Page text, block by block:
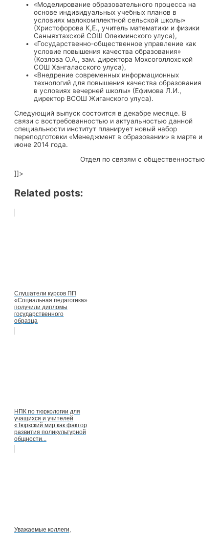
«Моделирование образовательного процесса на
основе индивидуальных учебных планов в
условиях малокомплектной сельской школы»
(Христофорова К,Е., учитель математики и физики
Саныяхтахской СОШ Олекминского улуса),
«Государственно-общественное управление как
условие повышения качества образования»
(Козлова О.А., зам. директора Мохсоголлохской
СОШ Хангаласского улуса),
«Внедрение современных информационных
технологий для повышения качества образования
в условиях вечерней школы» (Ефимова Л.И.,
директор ВСОШ Жиганского улуса).
Следующий выпуск состоится в декабре месяце. В
связи с востребованностью и актуальностью данной
специальности институт планирует новый набор
переподготовки «Менеджмент в образовании» в марте и
июне 2014 года.
Отдел по связям с общественностью
]]>
Related posts:
Слушатели курсов ПП
«Социальная педагогика»
получили дипломы
государственного
образца
НПК по тюркологии для
учащихся и учителей
«Тюркский мир как фактор
развития поликультурной
общности...
Уважаемые коллеги,